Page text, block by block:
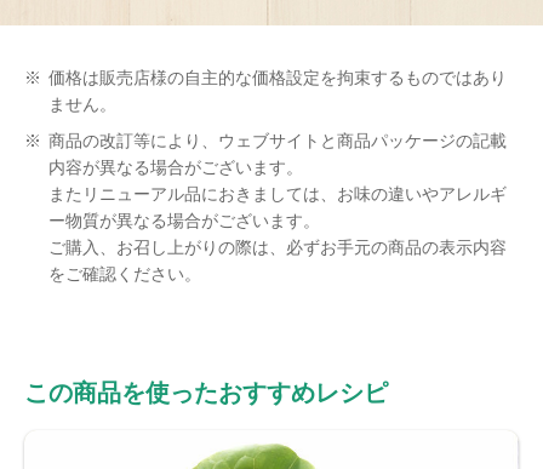
※ 価格は販売店様の自主的な価格設定を拘束するものではあり
ません。
※ 商品の改訂等により、ウェブサイトと商品パッケージの記載
内容が異なる場合がございます。
またリニューアル品におきましては、お味の違いやアレルギ
ー物質が異なる場合がございます。
ご購入、お召し上がりの際は、必ずお手元の商品の表示内容
をご確認ください。
この商品を使ったおすすめレシピ